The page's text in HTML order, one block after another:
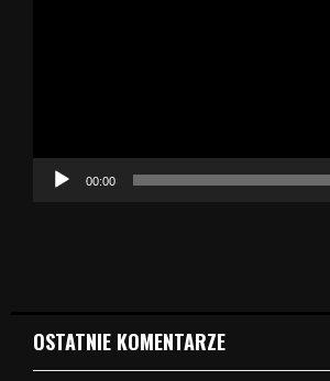
c
00:00
OSTATNIE KOMENTARZE